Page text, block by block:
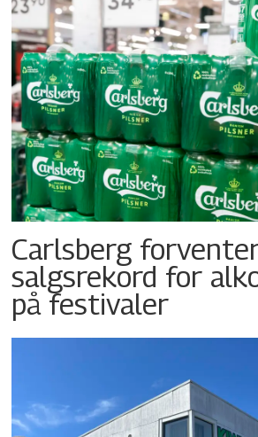
Carlsberg
salgsrekord for
på festivaler